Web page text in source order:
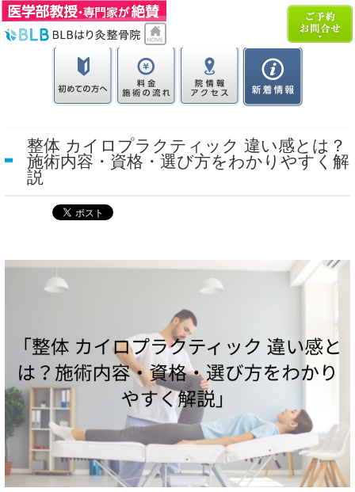
整体 カイロプラクティック 違い感とは？
施術内容・資格・選び方をわかりやすく解
説